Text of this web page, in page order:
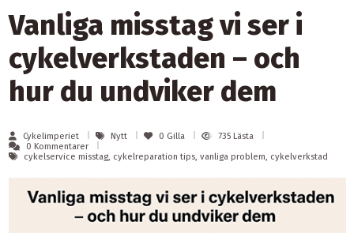
Vanliga misstag vi ser i
cykelverkstaden – och
hur du undviker dem
Cykelimperiet Nytt 0 Gilla
735 Lästa
0 Kommentarer
cykelservice misstag, cykelreparation tips, vanliga problem, cykelverkstad